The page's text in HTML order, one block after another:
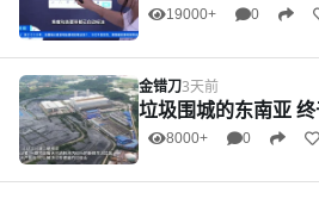
19000+ 0
金错刀3天前
垃圾围城的东南亚
8000+ 0